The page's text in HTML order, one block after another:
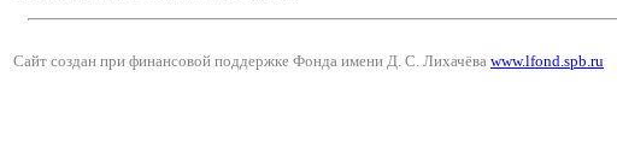
Сайт создан при финансовой поддержке Фонда имени Д. С. Лихачёва www.lfond.spb.ru